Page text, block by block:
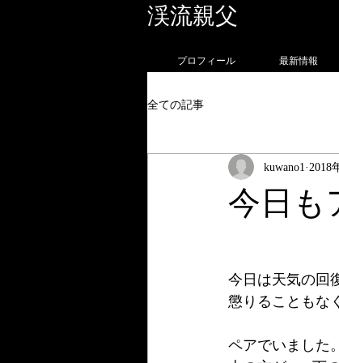
渓流親父
プロフィール 最新情報
全ての記事
今日も
kuwano1 2018
今日は天気の回
懲りることもな
ペアでいました。